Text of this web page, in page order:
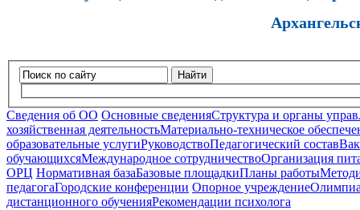
Найти
Сведения об ОО Основные сведенияСтруктура и органы
хозяйственная деятельностьМатериально-техническое
образовательные услугиРуководствоПедагогический состав
обучающихсяМеждународное сотрудничествоОрганизация
ОРЦ Нормативная базаБазовые площадкиПланы работы
педагогаГородские конференции Опорное учреждение
дистанционного обученияРекомендации психолога